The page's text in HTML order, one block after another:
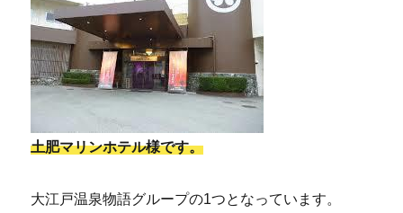
土肥マリンホテル様です。
大江戸温泉物語グループの1つとなっています。